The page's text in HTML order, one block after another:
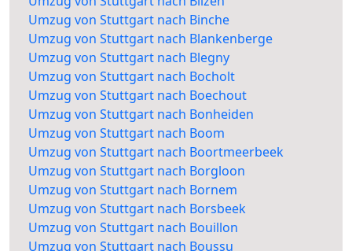
Umzug von Stuttgart nach Binche
Umzug von Stuttgart nach Blankenberge
Umzug von Stuttgart nach Blegny
Umzug von Stuttgart nach Bocholt
Umzug von Stuttgart nach Boechout
Umzug von Stuttgart nach Bonheiden
Umzug von Stuttgart nach Boom
Umzug von Stuttgart nach Boortmeerbeek
Umzug von Stuttgart nach Borgloon
Umzug von Stuttgart nach Bornem
Umzug von Stuttgart nach Borsbeek
Umzug von Stuttgart nach Bouillon
Umzug von Stuttgart nach Boussu